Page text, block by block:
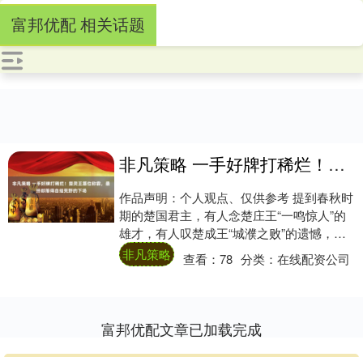
富邦优配 相关话题
非凡策略 一手好牌打稀烂！楚灵王篡位称霸，最终却落得自缢荒野的下场
作品声明：个人观点、仅供参考 提到春秋时
期的楚国君主，有人念楚庄王“一鸣惊人”的
雄才，有人叹楚成王“城濮之败”的遗憾，却
很少有人提起楚灵王——一个凭野心篡位、
凭....
非凡策略 查看：78 分类：在线配资公司
富邦优配文章已加载完成